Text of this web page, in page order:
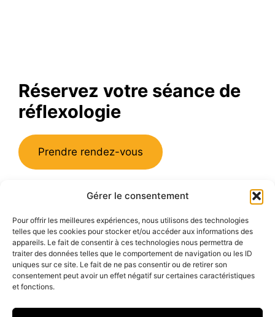
Gérer le consentement
Pour offrir les meilleures expériences, nous utilisons des technologies
telles que les cookies pour stocker et/ou accéder aux informations des
appareils. Le fait de consentir à ces technologies nous permettra de
traiter des données telles que le comportement de navigation ou les ID
uniques sur ce site. Le fait de ne pas consentir ou de retirer son
consentement peut avoir un effet négatif sur certaines caractéristiques
et fonctions.
Réservez votre séance de
réflexologie
Prendre rendez-vous
Emmanuelle Rallet E.i Réflexologue
102, route de Paris, 69260 Charbonnières
Déplacement sur le Grand Lyon
Siret 75100875600015
Politique de confidentialité et mentions légales